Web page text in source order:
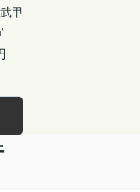
甲